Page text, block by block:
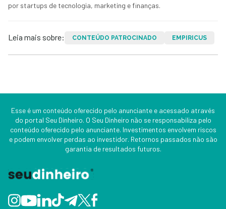
por startups de tecnologia, marketing e finanças.
Leia mais sobre: CONTEÚDO PATROCINADO EMPIRICUS
Esse é um conteúdo oferecido pelo anunciante e acessado através
do portal Seu Dinheiro. O Seu Dinheiro não se responsabiliza pelo
conteúdo oferecido pelo anunciante. Investimentos envolvem riscos
e podem envolver perdas ao investidor. Retornos passados não são
garantia de resultados futuros.